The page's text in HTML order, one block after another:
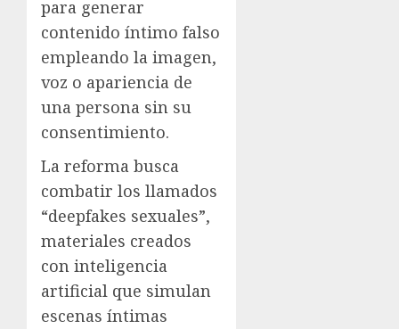
para generar
contenido íntimo falso
empleando la imagen,
voz o apariencia de
una persona sin su
consentimiento.
La reforma busca
combatir los llamados
“deepfakes sexuales”,
materiales creados
con inteligencia
artificial que simulan
escenas íntimas